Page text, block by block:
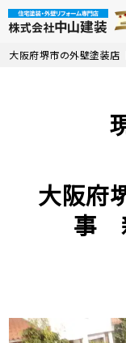
Skip
大阪府堺市の外壁塗装店
大阪府
事